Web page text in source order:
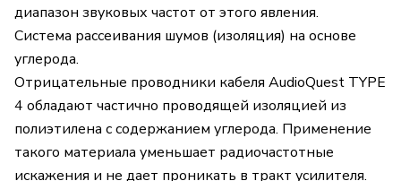
диапазон звуковых частот от этого явления.
Система рассеивания шумов (изоляция) на основе
углерода.
Отрицательные проводники кабеля AudioQuest TYPE
4 обладают частично проводящей изоляцией из
полиэтилена с содержанием углерода. Применение
такого материала уменьшает радиочастотные
искажения и не дает проникать в тракт усилителя.